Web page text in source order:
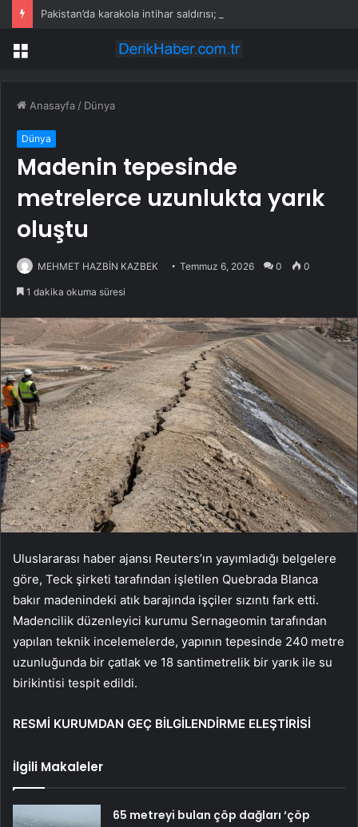
Pakistan’da karakola intihar saldırısı; 7 ölü, 15 yaralı
Menü
Anasayfa / Dünya
Dünya
Madenin tepesinde
metrelerce uzunlukta yarık
oluştu
MEHMET HAZBİN KAZBEK Temmuz 6, 2026 0 0
1 dakika okuma süresi
Uluslararası haber ajansı Reuters’ın yayımladığı belgelere
göre, Teck şirketi tarafından işletilen Quebrada Blanca
bakır madenindeki atık barajında işçiler sızıntı fark etti.
Madencilik düzenleyici kurumu Sernageomin tarafından
yapılan teknik incelemelerde, yapının tepesinde 240 metre
uzunluğunda bir çatlak ve 18 santimetrelik bir yarık ile su
birikintisi tespit edildi.
RESMİ KURUMDAN GEÇ BİLGİLENDİRME ELEŞTİRİSİ
İlgili Makaleler
65 metreyi bulan çöp dağları ‘çöp